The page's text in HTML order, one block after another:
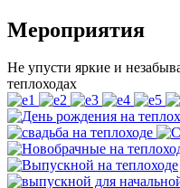
Мероприятия
Не упусти яркие и
теплоходах